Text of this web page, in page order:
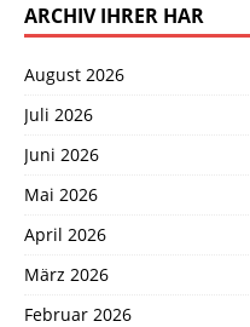
ARCHIV IHRER HAR
August 2026
Juli 2026
Juni 2026
Mai 2026
April 2026
März 2026
Februar 2026